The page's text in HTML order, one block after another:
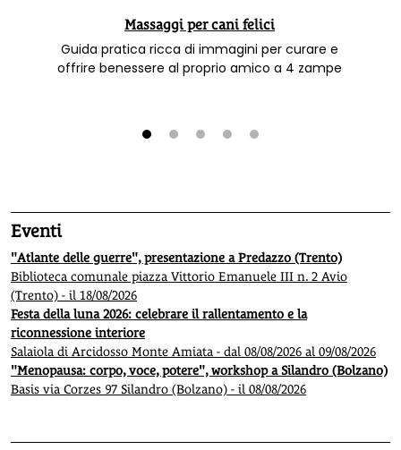
Massaggi per cani felici
Guida pratica ricca di immagini per curare e
offrire benessere al proprio amico a 4 zampe
Eventi
"Atlante delle guerre", presentazione a Predazzo (Trento)
Biblioteca comunale piazza Vittorio Emanuele III n. 2 Avio
(Trento) - il 18/08/2026
Festa della luna 2026: celebrare il rallentamento e la
riconnessione interiore
Salaiola di Arcidosso Monte Amiata - dal 08/08/2026 al 09/08/2026
"Menopausa: corpo, voce, potere", workshop a Silandro (Bolzano)
Basis via Corzes 97 Silandro (Bolzano) - il 08/08/2026